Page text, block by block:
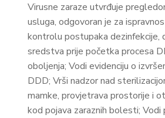
Virusne zaraze utvrđuje
usluga, odgovoran je za
kontrolu postupaka dezinfekcije,
sredstva prije početka procesa
oboljenja; Vodi evidenciju o
DDD; Vrši nadzor nad
mamke, provjetrava prostorije i
kod pojava zaraznih bolesti;